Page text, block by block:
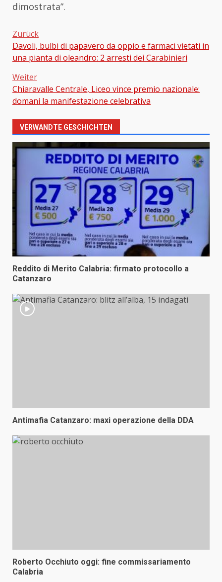
dimostrata”.
Beitragsnavigation
Zurück
Davoli, bulbi di papavero da oppio e farmaci vietati in
una pianta di oleandro: 2 arresti dei Carabinieri
Weiter
Chiaravalle Centrale, Liceo vince premio nazionale:
domani la manifestazione celebrativa
VERWANDTE GESCHICHTEN
Reddito di Merito Calabria: firmato protocollo a
Catanzaro
Antimafia Catanzaro: maxi operazione della DDA
Roberto Occhiuto oggi: fine commissariamento
Calabria